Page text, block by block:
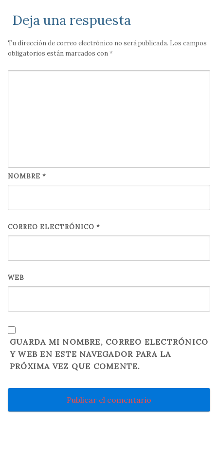
Deja una respuesta
Tu dirección de correo electrónico no será publicada. Los campos
obligatorios están marcados con*
NOMBRE *
CORREO ELECTRÓNICO *
WEB
GUARDA MI NOMBRE, CORREO ELECTRÓNICO
Y WEB EN ESTE NAVEGADOR PARA LA
PRÓXIMA VEZ QUE COMENTE.